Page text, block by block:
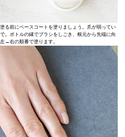
る前にベースコートを塗りましょう。爪が弱ってい
。ボトルの縁でブラシをしごき、根元から先端に向
→右の順番で塗ります。